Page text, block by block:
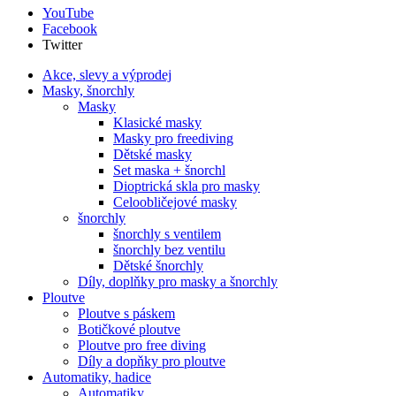
YouTube
Facebook
Twitter
Akce, slevy a výprodej
Masky, šnorchly
Masky
Klasické masky
Masky pro freediving
Dětské masky
Set maska + šnorchl
Dioptrická skla pro masky
Celoobličejové masky
šnorchly
šnorchly s ventilem
šnorchly bez ventilu
Dětské šnorchly
Díly, doplňky pro masky a šnorchly
Ploutve
Ploutve s páskem
Botičkové ploutve
Ploutve pro free diving
Díly a dopňky pro ploutve
Automatiky, hadice
Automatiky